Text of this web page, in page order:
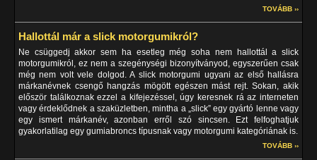
TOVÁBB ››
Hallottál már a slick motorgumikról?
Ne csüggedj akkor sem ha esetleg még soha nem hallottál a slick
motorgumikról, ez nem a szegénységi bizonyítványod, egyszerűen csak
még nem volt vele dolgod. A slick motorgumi ugyani az első hallásra
márkanévnek csengő hangzás mögött egészen mást rejt. Sokan, akik
először találkoznak ezzel a kifejezéssel, úgy keresnek rá az interneten
vagy érdeklődnek a szaküzletben, mintha a „slick” egy gyártó lenne vagy
egy ismert márkanév, azonban erről szó sincsen. Ezt felfoghatjuk
gyakorlatilag egy gumiabroncs típusnak vagy motorgumi kategóriának is.
TOVÁBB ››